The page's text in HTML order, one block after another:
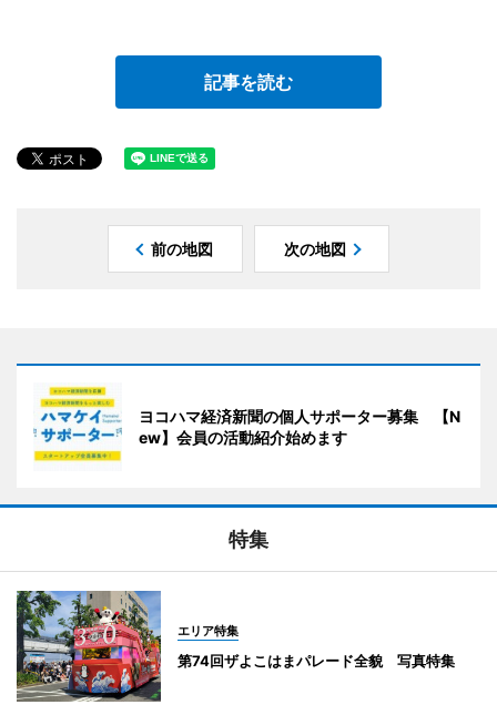
記事を読む
前の地図 次の地図
ヨコハマ経済新聞の個人サポーター募集 【N
ew】会員の活動紹介始めます
特集
エリア特集
第74回ザよこはまパレード全貌 写真特集